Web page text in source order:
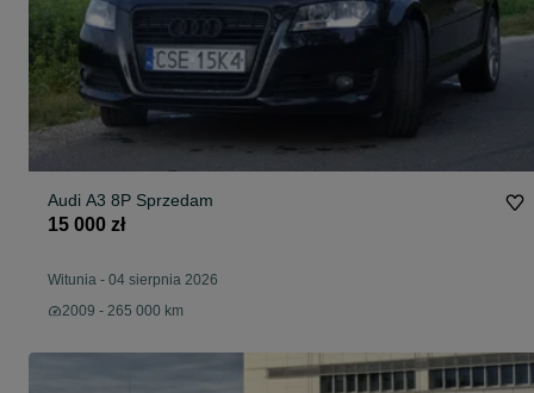
Audi A3 8P Sprzedam
15 000 zł
Witunia - 04 sierpnia 2026
2009 - 265 000 km